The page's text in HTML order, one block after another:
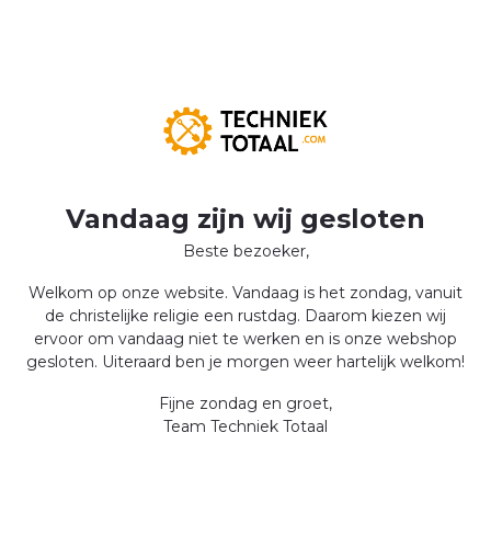
Vandaag zijn wij gesloten
Beste bezoeker,
Welkom op onze website. Vandaag is het zondag, vanuit
de christelijke religie een rustdag. Daarom kiezen wij
ervoor om vandaag niet te werken en is onze webshop
gesloten. Uiteraard ben je morgen weer hartelijk welkom!
Fijne zondag en groet,
Team Techniek Totaal